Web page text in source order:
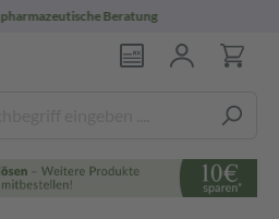
pharmazeutische Beratung